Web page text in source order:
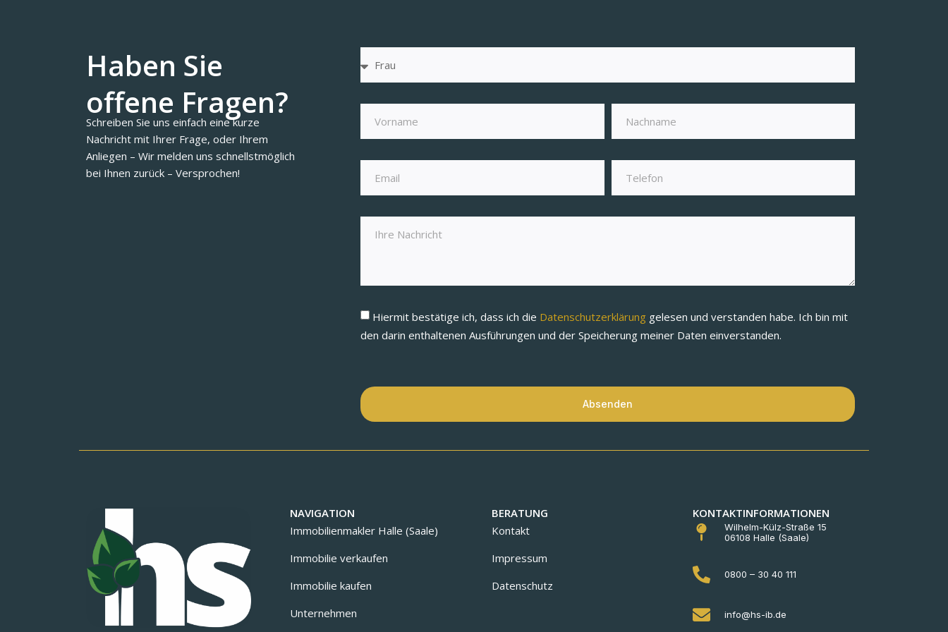
Haben Sie
offene Fragen?
Schreiben Sie uns einfach eine kurze
Nachricht mit Ihrer Frage, oder Ihrem
Anliegen – Wir melden uns schnellstmöglich
bei Ihnen zurück – Versprochen!
Hiermit bestätige ich, dass ich die Datenschutzerklärung gelesen und verstanden habe. Ich bin mit
den darin enthaltenen Ausführungen und der Speicherung meiner Daten einverstanden.
Absenden
NAVIGATION
Immobilienmakler Halle (Saale)
Immobilie verkaufen
Immobilie kaufen
Unternehmen
BERATUNG
Kontakt
Impressum
Datenschutz
KONTAKTINFORMATIONEN
Wilhelm-Külz-Straße 15
06108 Halle (Saale)
0800 – 30 40 111
info@hs-ib.de